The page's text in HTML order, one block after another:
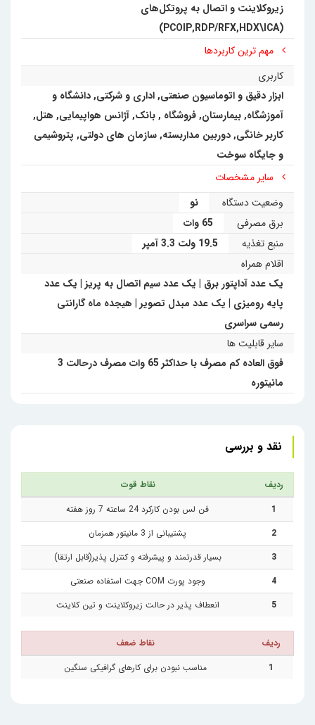
زیرو‌کلاینت و اتصال به پروتکل‌های
(PCOIP,RDP/RFX,HDX\ICA)
مهم ترین کاربردها
کاربری
ابزار دقیق و اتوماسیون صنعتی,اداری و شرکتی,دانشگاه و
آموزشگاه,بیمارستان,فروشگاه ,بانک,آژانس هواپیمایی, هتل,
کاربر خانگی,دوربین مداربسته,سازمان های دولتی, پتروشیمی
و جایگاه سوخت
سایر مشخصات
وضعیت دستگاه
نو
برق مصرفی
65 وات
منبع تغذیه
19.5 ولت 3.3 آمپر
اقلام همراه
یک عدد آداپتور برق | یک عدد سیم اتصال به پریز | یک عدد
پایه رومیزی | یک عدد مبدل تصویر | هیجده ماه گارانتی
رسمی سراسری
سایر قابلیت ها
فوق العاده کم مصرف با حداکثر 65 وات مصرف درحالت 3
مانیتوره
نقد و بررسی
ردیف
نقاط قوت
1
فن لس بودن کارکرد 24 ساعته 7 روز هفته
2
پشتیبانی از 3 مانیتور همزمان
3
بسیار قدرتمند و پیشرفته و کنترل پذیر(قابل ارتقا)
4
وجود پورت COM جهت استفاده صنعتی
5
انعطاف پذیر در حالت زیرو‌کلاینت و تین کلاینت
ردیف
نقاط ضعف
1
مناسب نبودن برای کارهای گرافیکی سنگین